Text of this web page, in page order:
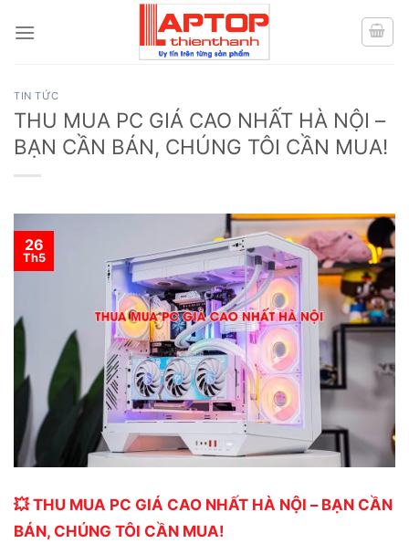
TIN TỨC
THU MUA PC GIÁ CAO NHẤT HÀ NỘI –
BẠN CẦN BÁN, CHÚNG TÔI CẦN MUA!
26
Th5
💥 THU MUA PC GIÁ CAO NHẤT HÀ NỘI – BẠN CẦN
BÁN, CHÚNG TÔI CẦN MUA!